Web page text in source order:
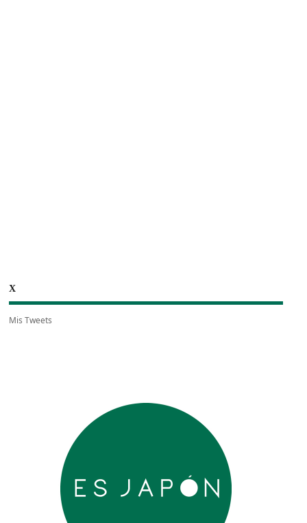
X
Mis Tweets